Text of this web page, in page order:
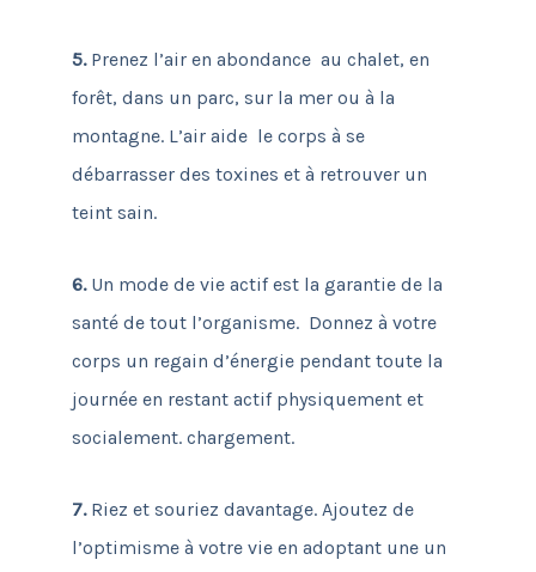
5. Prenez l’air en abondance au chalet, en
forêt, dans un parc, sur la mer ou à la
montagne. L’air aide le corps à se
débarrasser des toxines et à retrouver un
teint sain.
6.Un mode de vie actif est la garantie de la
santé de tout l’organisme. Donnez à votre
corps un regain d’énergie pendant toute la
journée en restant actif physiquement et
socialement. chargement.
7. Riez et souriez davantage. Ajoutez de
l’optimisme à votre vie en adoptant une un